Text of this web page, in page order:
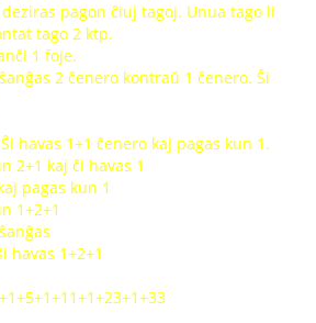
pagon ĉiuj tagoj. Unua tago li
tago 2 ktp.
1 foje.
2 ĉenero kontraŭ 1 ĉenero. Ŝi
havas 1+1 ĉenero kaj pagas kun 1.
2+1 kaj ĉi havas 1
pagas kun 1
1+2+1
havas 1+2+1